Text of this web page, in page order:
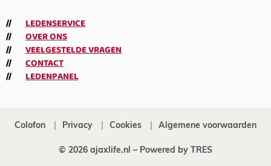
LEDENSERVICE
OVER ONS
VEELGESTELDE VRAGEN
CONTACT
LEDENPANEL
Colofon Privacy Cookies Algemene voorwaarden
© 2026 ajaxlife.nl – Powered by TRES